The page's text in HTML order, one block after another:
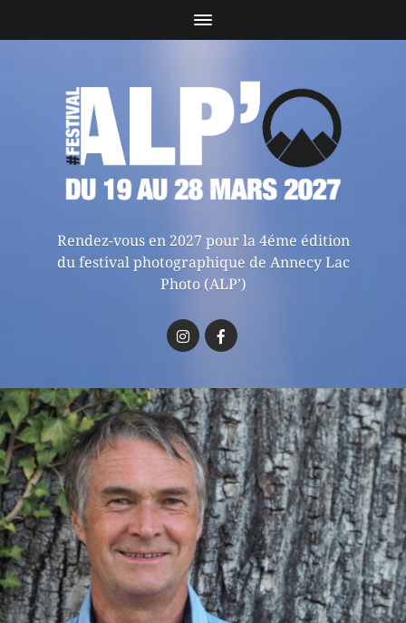
Rendez-vous en 2027 pour la 4éme édition
du festival photographique de Annecy Lac
Photo (ALP’)